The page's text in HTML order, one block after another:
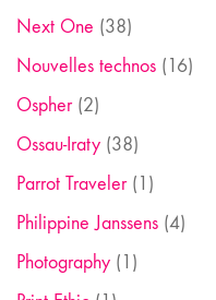
Next One (38)
Nouvelles technos (16)
Ospher(2)
Ossau-Iraty (38)
Parrot Traveler(1)
Philippine Janssens (4)
Photography (1)